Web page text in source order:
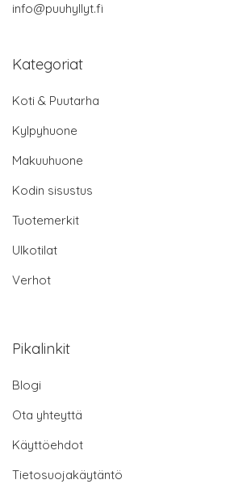
info@puuhyllyt.fi
Kategoriat
Koti & Puutarha
Kylpyhuone
Makuuhuone
Kodin sisustus
Tuotemerkit
Ulkotilat
Verhot
Pikalinkit
Blogi
Ota yhteyttä
Käyttöehdot
Tietosuojakäytäntö